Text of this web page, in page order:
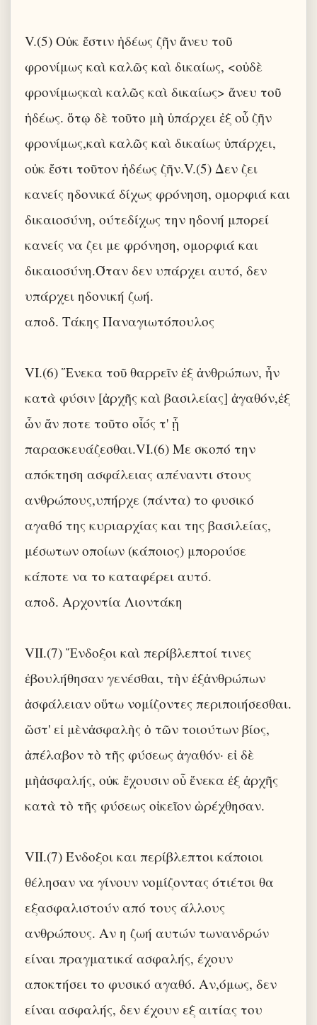
V.(5) Οὐκ ἔστιν ἡδέως ζῆν ἄνευ τοῦ
φρονίμως καὶ καλῶς καὶ δικαίως, <οὐδὲ
φρονίμωςκαὶ καλῶς καὶ δικαίως> ἄνευ τοῦ
ἡδέως. ὅτῳ δὲ τοῦτο μὴ ὑπάρχει ἐξ οὗ ζῆν
φρονίμως,καὶ καλῶς καὶ δικαίως ὑπάρχει,
οὐκ ἔστι τοῦτον ἡδέως ζῆν.V.(5) Δεν ζει
κανείς ηδονικά δίχως φρόνηση, ομορφιά και
δικαιοσύνη, ούτεδίχως την ηδονή μπορεί
κανείς να ζει με φρόνηση, ομορφιά και
δικαιοσύνη.Όταν δεν υπάρχει αυτό, δεν
υπάρχει ηδονική ζωή.
αποδ. Τάκης Παναγιωτόπουλος
VI.(6) Ἕνεκα τοῦ θαρρεῖν ἐξ ἀνθρώπων, ἦν
κατὰ φύσιν [ἀρχῆς καὶ βασιλείας] ἀγαθόν,ἐξ
ὧν ἄν ποτε τοῦτο οἷός τ' ᾖ
παρασκευάζεσθαι.VI.(6) Με σκοπό την
απόκτηση ασφάλειας απέναντι στους
ανθρώπους,υπήρχε (πάντα) το φυσικό
αγαθό της κυριαρχίας και της βασιλείας,
μέσωτων οποίων (κάποιος) μπορούσε
κάποτε να το καταφέρει αυτό.
αποδ. Αρχοντία Λιοντάκη
VII.(7) Ἔνδοξοι καὶ περίβλεπτοί τινες
ἐβουλήθησαν γενέσθαι, τὴν ἐξἀνθρώπων
ἀσφάλειαν οὕτω νομίζοντες περιποιήσεσθαι.
ὥστ' εἰ μὲνἀσφαλὴς ὁ τῶν τοιούτων βίος,
ἀπέλαβον τὸ τῆς φύσεως ἀγαθόν· εἰ δὲ
μὴἀσφαλής, οὐκ ἔχουσιν οὗ ἕνεκα ἐξ ἀρχῆς
κατὰ τὸ τῆς φύσεως οἰκεῖον ὠρέχθησαν.
VII.(7) Ένδοξοι και περίβλεπτοι κάποιοι
θέλησαν να γίνουν νομίζοντας ότιέτσι θα
εξασφαλιστούν από τους άλλους
ανθρώπους. Αν η ζωή αυτών τωνανδρών
είναι πραγματικά ασφαλής, έχουν
αποκτήσει το φυσικό αγαθό. Αν,όμως, δεν
είναι ασφαλής, δεν έχουν εξ αιτίας του